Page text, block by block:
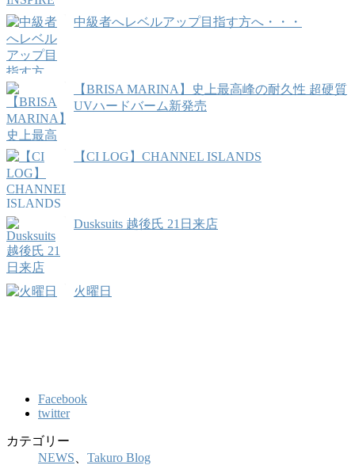
中級者へレベルアップ目指す方へ・・・
【BRISA MARINA】史上最高峰の耐久性 超硬質
UVハードバーム新発売
【CI LOG】CHANNEL ISLANDS
Dusksuits 越後氏 21日来店
火曜日
Facebook
twitter
カテゴリー
NEWS
Takuro Blog